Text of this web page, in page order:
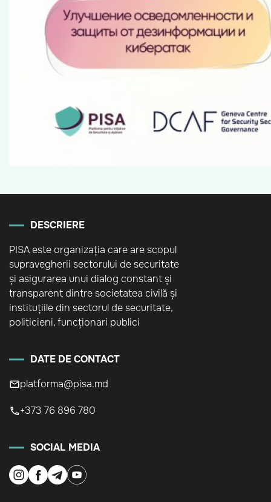
DESCRIERE
PISA este organizația care are scopul
supravegherii sectorului de securitate
și asigurarea unui dialog constant și
transparent dintre societatea civilă și
instituțiile din sectorul de securitate,
politicieni, funcționari publici
DATE DE CONTACT
platforma@pisa.md
+373 76 896 780
SOCIAL MEDIA